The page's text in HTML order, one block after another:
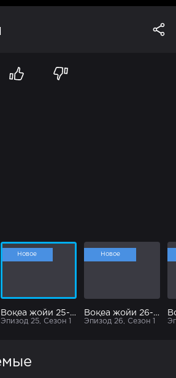
Новое
Воқеа жойи 25-серия
Эпизод 25, Сезон 1
Новое
Воқеа жойи 26-серия
Эпизод 26, Сезон 1